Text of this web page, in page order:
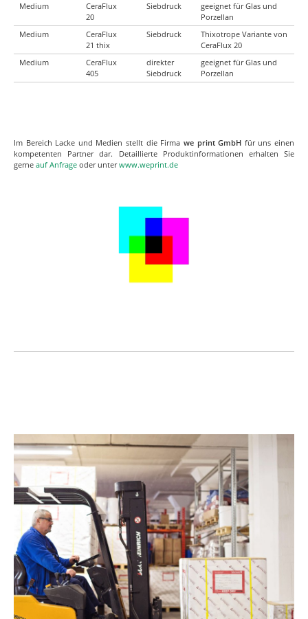
Medium
CeraFlux
20
Siebdruck
geeignet für Glas und
Porzellan
Medium
CeraFlux
21 thix
Siebdruck
Thixotrope Variante von
CeraFlux 20
Medium
CeraFlux
405
direkter
Siebdruck
geeignet für Glas und
Porzellan
Im Bereich Lacke und Medien stellt die Firma we print GmbH für uns einen
kompetenten Partner dar. Detaillierte Produktinformationen erhalten Sie
gerne auf Anfrage oder unterwww.weprint.de